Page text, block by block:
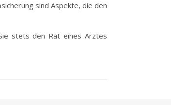
sind Aspekte, die den
stets den Rat eines Arztes